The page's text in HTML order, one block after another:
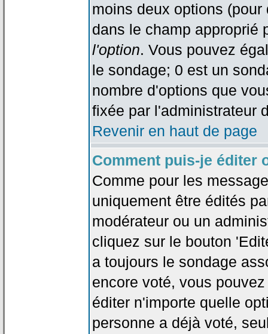
moins deux options
dans le champ
l'option. Vous pouvez
le sondage; 0 est un
nombre d'options que
fixée par l'administrateur
Revenir en haut de page
Comment puis-je éditer
Comme pour les
uniquement être édités
modérateur ou un
cliquez sur le bouton
a toujours le sondage
encore voté, vous
éditer n'importe quelle
personne a déjà voté,